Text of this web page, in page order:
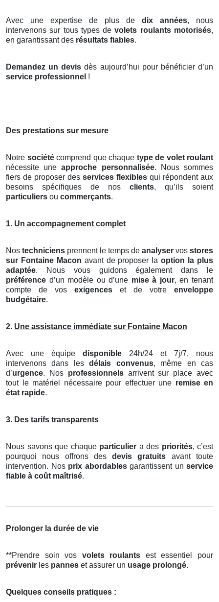
Avec une expertise de plus de dix années, nous
intervenons sur tous types devolets roulants motorisés,
en garantissant des résultats fiables.
Demandez un devis dès aujourd’hui pour bénéficier d’un
service professionnel !
Des prestations sur mesure
Notre sociétécomprend que chaque type de volet roulant
nécessite uneapproche personnalisée. Nous sommes
fiers de proposer des services flexibles qui répondent aux
besoins spécifiques de nos clients, qu’ils soient
particuliers ou commerçants.
1. Un accompagnement complet
Nos techniciens prennent le temps de analyser vos stores
sur Fontaine Macon avant de proposer laoption la plus
adaptée. Nous vous guidons également dans le
préférence d’un modèle ou d’une mise à jour, en tenant
compte de vos exigences et de votre enveloppe
budgétaire.
2. Une assistance immédiate sur Fontaine Macon
Avec une équipe disponible 24h/24 et 7j/7, nous
intervenons dans lesdélais convenus, même en cas
d’urgence. Nos professionnelsarrivent sur place avec
tout le matériel nécessaire pour effectuer une remise en
état rapide.
3. Des tarifs transparents
Nous savons que chaque particulier a des priorités, c’est
pourquoi nous offrons desdevis gratuits avant toute
intervention. Nos prix abordablesgarantissent un service
fiable à coût maîtrisé.
Prolonger la durée de vie
**Prendre soin vos volets roulants est essentiel pour
prévenir les pannes et assurer un usage prolongé.
Quelques conseils pratiques :